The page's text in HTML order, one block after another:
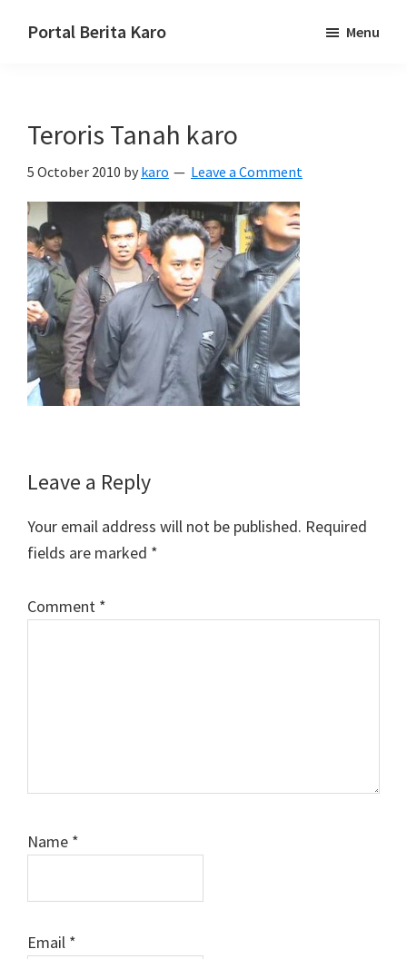
Portal Berita Karo
Karo,
Karo.
Menu
Teroris Tanah karo
5 October 2010 by karo Leave a Comment
Reader
Interactions
Leave a Reply
Your email address will not be published. Required
fields are marked *
Comment *
Name *
Email *